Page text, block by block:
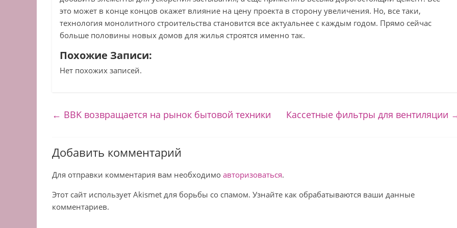
это может в конце концов окажет влияние на цену проекта в сторону увеличения. Но, все таки,
технология монолитного строительства становится все актуальнее с каждым годом. Прямо сейчас
больше половины новых домов для жилья строятся именно так.
Похожие Записи:
Нет похожих записей.
← BBK возвращается на рынок бытовой техники Кассетные фильтры для вентиляции
Добавить комментарий
Для отправки комментария вам необходимо авторизоваться.
Этот сайт использует Akismet для борьбы со спамом. Узнайте как обрабатываются ваши данные
комментариев.